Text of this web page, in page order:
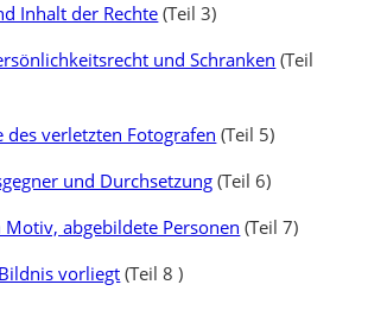
Inhalt der Rechte (Teil 3)
und Schranken (Teil
des verletzten Fotografen (Teil 5)
und Durchsetzung (Teil 6)
Motiv, abgebildete Personen (Teil 7)
vorliegt(Teil 8 )